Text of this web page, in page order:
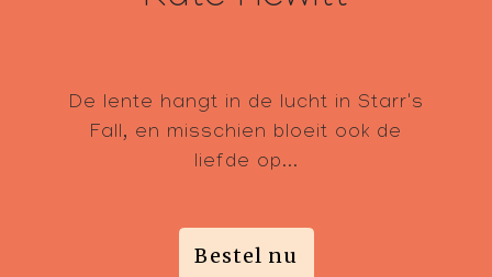
De lente hangt in de lucht in Starr's
Fall, en misschien bloeit ook de
liefde op...
Bestel nu